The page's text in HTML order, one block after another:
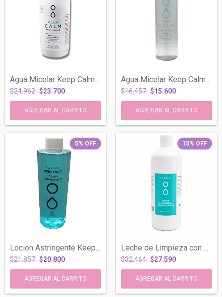
Agua Micelar Keep Calm Desmaquilla Piel...
$24.962 $23.700
Agua Micelar Keep Calm Desmaquilla Piel...
$16.457 $15.600
5% OFF
Locion Astringente Keep Matt Zinc Urea M...
$21.857 $20.800
15% OFF
Leche de Limpieza con Siliconas Calmante...
$32.464 $27.590